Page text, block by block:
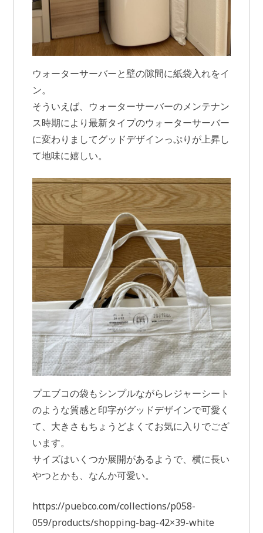
ウォーターサーバーと壁の隙間に紙袋入れをイ
ン。
そういえば、ウォーターサーバーのメンテナン
ス時期により最新タイプのウォーターサーバー
に変わりましてグッドデザインっぷりが上昇し
て地味に嬉しい。
プエブコの袋もシンプルながらレジャーシート
のような質感と印字がグッドデザインで可愛く
て、大きさもちょうどよくてお気に入りでござ
います。
サイズはいくつか展開があるようで、横に長い
やつとかも、なんか可愛い。
https://puebco.com/collections/p058-
059/products/shopping-bag-42×39-white